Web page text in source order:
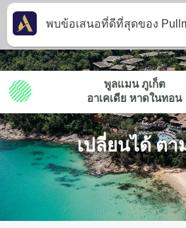
เปลี่ยนได้ ต
พูลแมน ภูเก็ต
อาเคเดีย หาดในทอน
พบข้อเสนอที่ดีที่สุดของ